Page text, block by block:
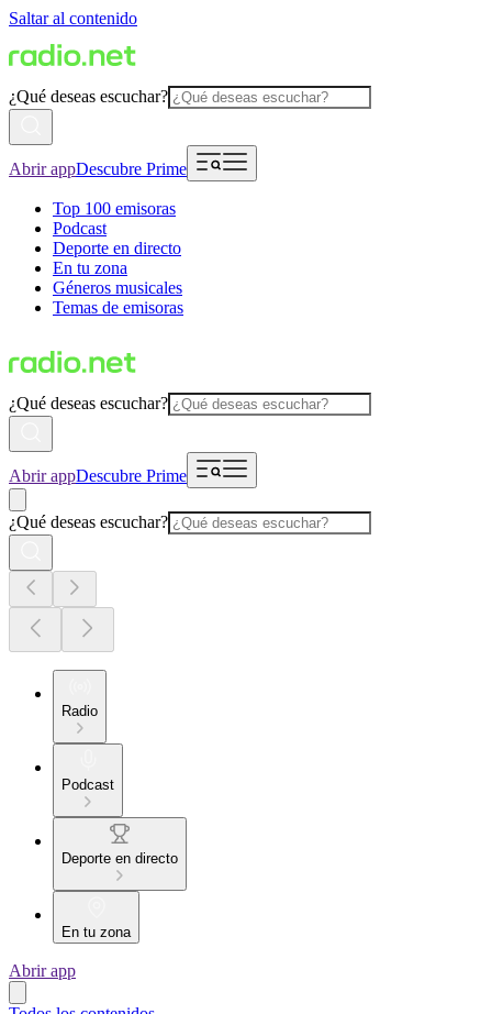
Saltar al contenido
¿Qué deseas escuchar?
Abrir appDescubre Prime
Top 100 emisoras
Podcast
Deporte en directo
En tu zona
Géneros musicales
Temas de emisoras
¿Qué deseas escuchar?
Abrir appDescubre Prime
¿Qué deseas escuchar?
Radio
Podcast
Deporte en directo
En tu zona
Abrir app